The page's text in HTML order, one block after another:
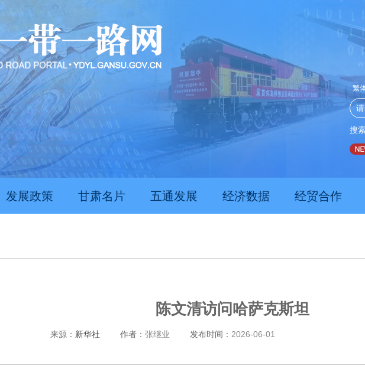
繁
搜
推动经济持续向新向优向好发展 甘肃上半年新质生产力发
发展政策 甘肃名片 五通发展 经济数据 经贸合作
陈文清访问哈萨克斯坦
来源： 新华社 作者： 张继业 发布时间： 2026-06-01